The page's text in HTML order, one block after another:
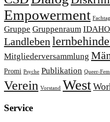
Empowerment Fachtag
Gruppe Gruppenraum
Landleben
Mitgliederversammlung
Promi Psyche Publikation Queer-
Verein Vorstand West
Service